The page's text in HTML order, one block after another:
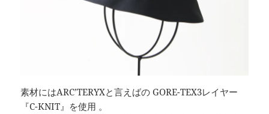
素材にはARC’TERYXと言えばの GORE-TEX3レイヤー
『C-KNIT』を使用 。